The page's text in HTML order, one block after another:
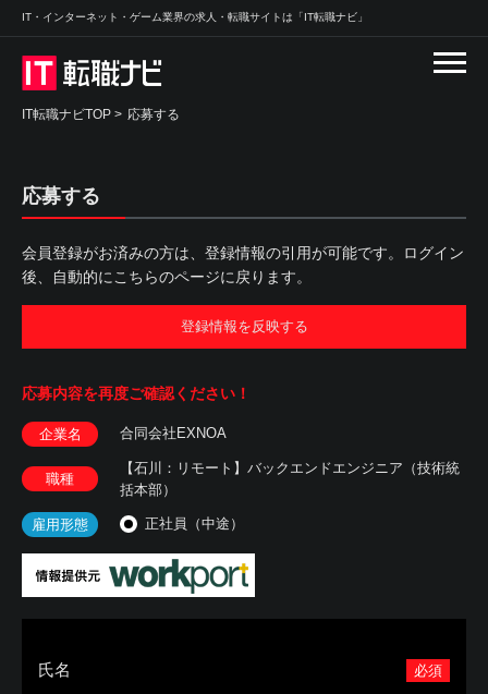
IT・インターネット・ゲーム業界の求人・転職サイトは「IT転職ナビ」
IT転職ナビTOP > 応募する
応募する
会員登録がお済みの方は、登録情報の引用が可能です。ログイン
後、自動的にこちらのページに戻ります。
登録情報を反映する
応募内容を再度ご確認ください！
企業名 合同会社EXNOA
職種
【石川：リモート】バックエンドエンジニア（技術統
括本部）
雇用形態 正社員（中途）
必須
氏名